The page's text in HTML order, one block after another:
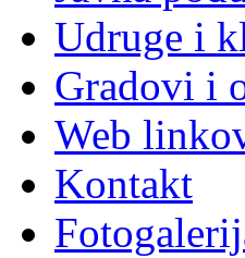
Udruge i
Gradovi i
Web
Kontakt